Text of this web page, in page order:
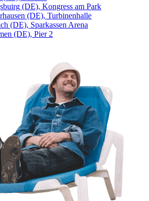
(DE), Kongress am Park
(DE), Turbinenhalle
(DE), Sparkassen Arena
(DE), Pier 2